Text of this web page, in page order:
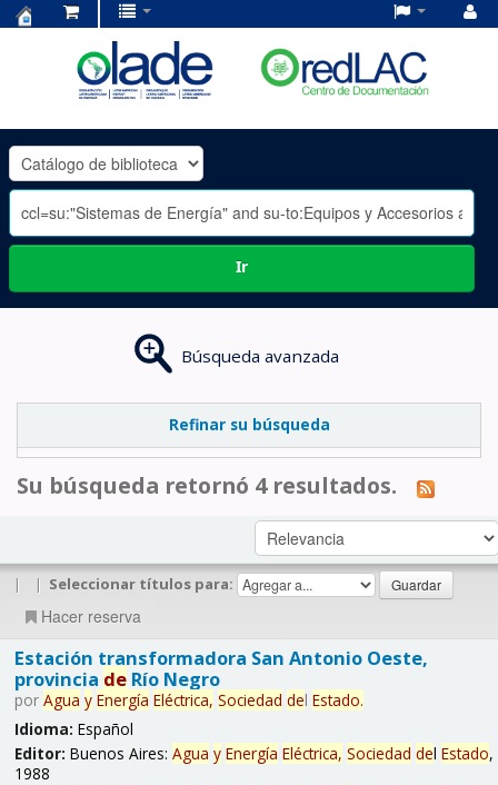
OLADE
-
Ir
Búsqueda avanzada
Refinar su búsqueda
Su búsqueda retornó 4 resultados.
| | Seleccionar títulos para:
Hacer reserva
Estación transformadora San Antonio Oeste,
provincia deRío Negro
por Agua y Energía Eléctrica, Sociedad del Estado.
Idioma: Español
Editor: Buenos Aires: Agua y Energía Eléctrica, Sociedad del Estado,
1988